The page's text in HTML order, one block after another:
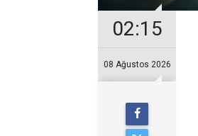
02:15
08 Ağustos 2026